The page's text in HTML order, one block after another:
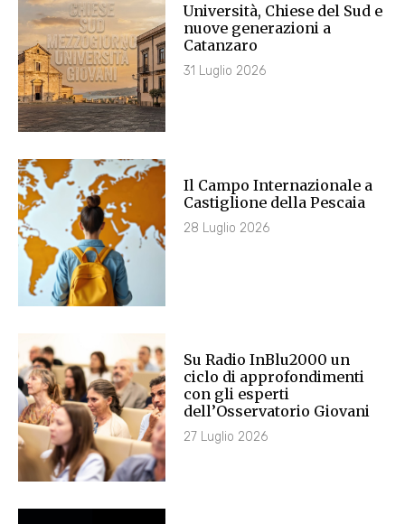
Università, Chiese del Sud e
nuove generazioni a
Catanzaro
31 Luglio 2026
Il Campo Internazionale a
Castiglione della Pescaia
28 Luglio 2026
Su Radio InBlu2000 un
ciclo di approfondimenti
con gli esperti
dell’Osservatorio Giovani
27 Luglio 2026